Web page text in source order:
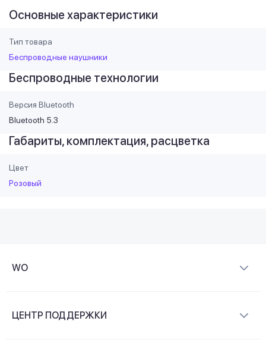
Основные характеристики
Тип товара
Беспроводные наушники
Беспроводные технологии
Версия Bluetooth
Bluetooth 5.3
Габариты, комплектация, расцветка
Цвет
Розовый
WO
ЦЕНТР ПОДДЕРЖКИ